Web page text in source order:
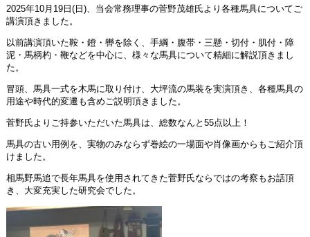
2025年10月19日(日)、当会常務理事の菅野茂雄氏より各種馬具についてご
講演頂きました。
以前講演頂いた鞍・鐙・轡を除く、手綱・腹帯・三懸・切付・肌付・障
泥・馬柄杓・鞭などを中心に、様々な馬具について精細に解説頂きまし
た。
冒頭、馬具一式を木馬に取り付け、大坪流の馬装を実演頂き、各種馬具の
用途や時代的変遷も含めご説明頂きました。
菅野氏よりご持参いただいた馬具は、総数なんと55点以上！
馬具の古い用例を、実物のみならず巻絵の一場面や肖像画からもご紹介頂
けました。
相馬野馬追で長年馬具を使用されてきた菅野氏ならではの考察もお話頂
き、大変充実した研究会でした。